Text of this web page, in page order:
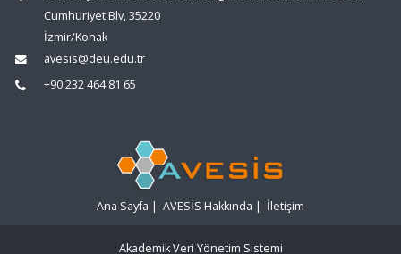
Cumhuriyet Blv, 35220
İzmir/Konak
avesis@deu.edu.tr
+90 232 464 81 65
Ana Sayfa | AVESİS Hakkında | İletişim
Akademik Veri Yönetim Sistemi